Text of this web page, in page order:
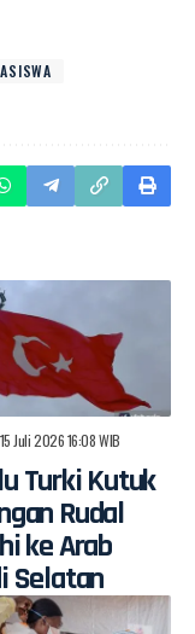
15 Juli 2026 16:08 WIB
Turki Kutuk
Rudal
ke Arab
Selatan